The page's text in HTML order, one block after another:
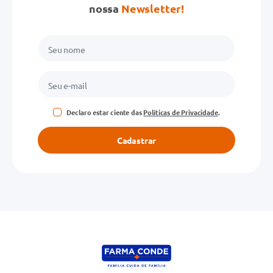
nossa Newsletter!
Declaro estar ciente dasPolíticas de Privacidade.
Cadastrar